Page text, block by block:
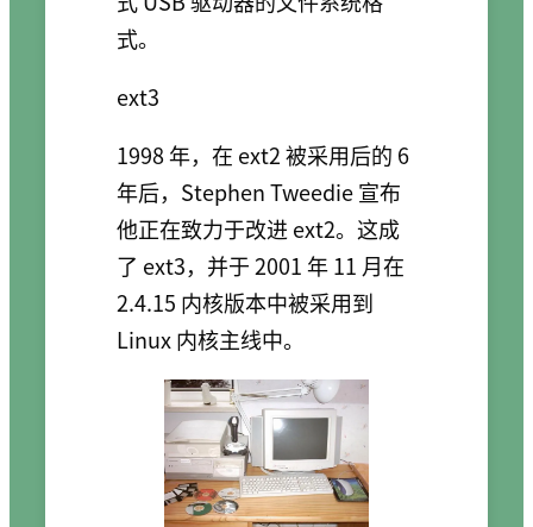
式。
ext3
1998 年，在 ext2 被采用后的 6
年后，Stephen Tweedie 宣布
他正在致力于改进 ext2。这成
了 ext3，并于 2001 年 11 月在
2.4.15 内核版本中被采用到
Linux 内核主线中。